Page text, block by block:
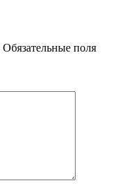
Обязательные поля